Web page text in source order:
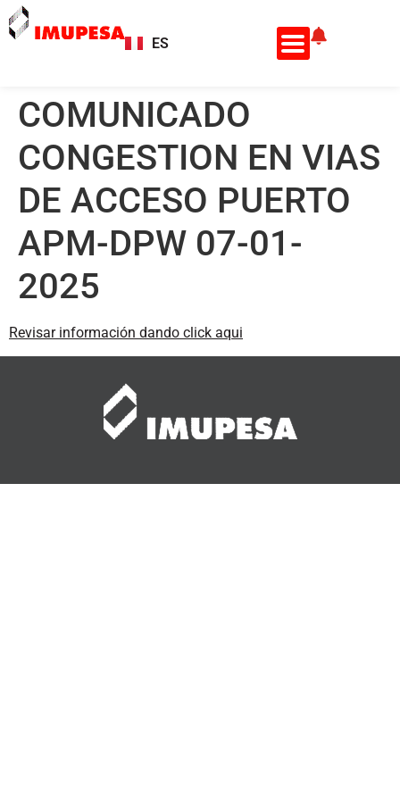
ES
EN
COMUNICADO
CONGESTION EN VIAS
DE ACCESO PUERTO
APM-DPW 07-01-
2025
Revisar información dando click aqui